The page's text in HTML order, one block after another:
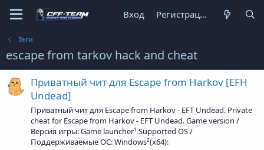
Вход Регистрация
Теги
escape from tarkov hack and cheat
Приватный чит для Escape from Harkov [EFH
Undead]
Приватный чит для Escape from Harkov - EFT Undead. Private
cheat for Escape from Harkov - EFT Undead. Game version /
Версия игры: Game launcher¹ Supported OS /
Поддерживаемые ОС: Windows²(x64):